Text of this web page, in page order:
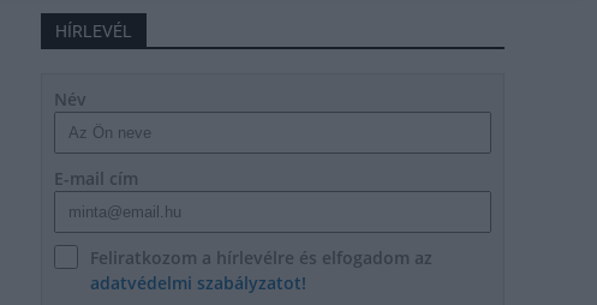
HÍRLEVÉL
Név
E-mail cím
Feliratkozom a hírlevélre és elfogadom az
adatvédelmi szabályzatot!